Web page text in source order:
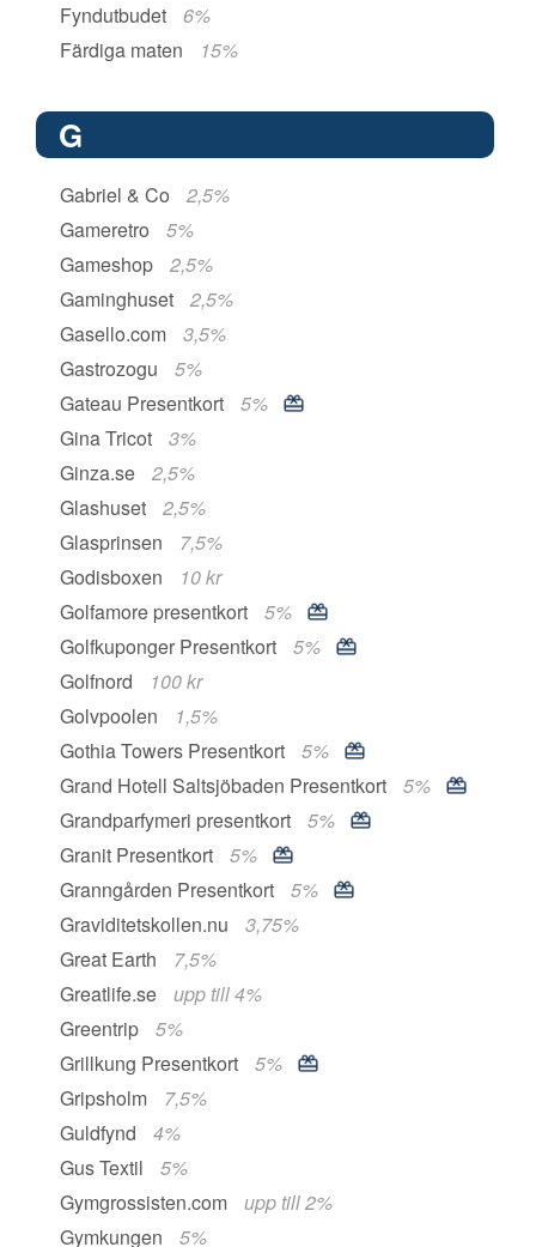
Fyndutbudet
6%
Färdiga maten
15%
G
Gabriel & Co
2,5%
Gameretro
5%
Gameshop
2,5%
Gaminghuset
2,5%
Gasello.com
3,5%
Gastrozogu
5%
Gateau Presentkort
5%
Gina Tricot
3%
Ginza.se
2,5%
Glashuset
2,5%
Glasprinsen
7,5%
Godisboxen
10 kr
Golfamore presentkort
5%
Golfkuponger Presentkort
5%
Golfnord
100 kr
Golvpoolen
1,5%
Gothia Towers Presentkort
5%
Grand Hotell Saltsjöbaden Presentkort
5%
Grandparfymeri presentkort
5%
Granit Presentkort
5%
Granngården Presentkort
5%
Graviditetskollen.nu
3,75%
Great Earth
7,5%
Greatlife.se
upp till 4%
Greentrip
5%
Grillkung Presentkort
5%
Gripsholm
7,5%
Guldfynd
4%
Gus Textil
5%
Gymgrossisten.com
upp till 2%
Gymkungen
5%